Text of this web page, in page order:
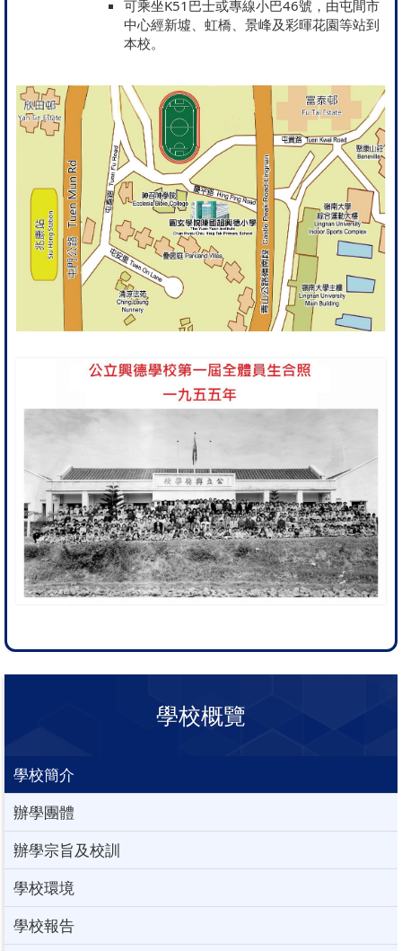
可乘坐K51巴士或專線小巴46號，由屯間市
中心經新墟、虹橋、景峰及彩暉花園等站到
本校。
學校概覽
學校簡介
辦學團體
辦學宗旨及校訓
學校環境
學校報告